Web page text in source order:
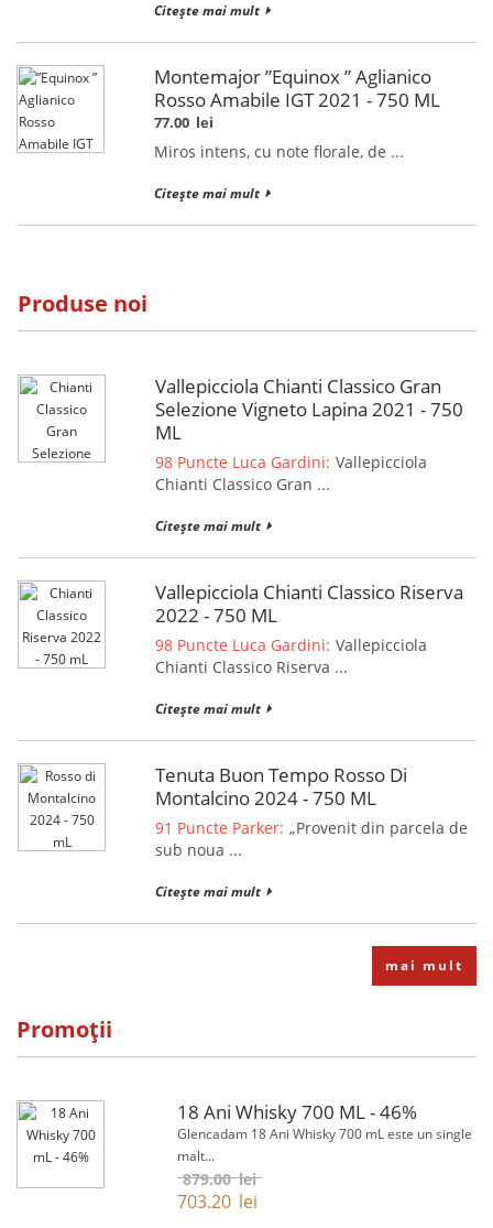
Citește mai mult
Montemajor ”Equinox ” Aglianico
Rosso Amabile IGT 2021 - 750 ML
77.00 lei
Miros intens, cu note florale, de ...
Citește mai mult
Produse noi
Vallepicciola Chianti Classico Gran
Selezione Vigneto Lapina 2021 - 750
ML
98 Puncte Luca Gardini: Vallepicciola
Chianti Classico Gran ...
Citește mai mult
Vallepicciola Chianti Classico Riserva
2022 - 750 ML
98 Puncte Luca Gardini: Vallepicciola
Chianti Classico Riserva ...
Citește mai mult
Tenuta Buon Tempo Rosso Di
Montalcino 2024 - 750 ML
91 Puncte Parker: „Provenit din parcela de
sub noua ...
Citește mai mult
mai mult
Promoții
18 Ani Whisky 700 ML - 46%
Glencadam 18 Ani Whisky 700 mL este un single
malt...
879.00lei
703.20 lei